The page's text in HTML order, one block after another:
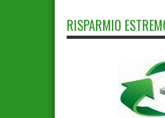
RISPARMIO